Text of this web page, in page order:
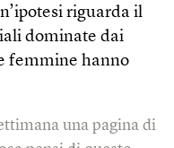
riguarda il
dominate dai
femmine hanno
una pagina di